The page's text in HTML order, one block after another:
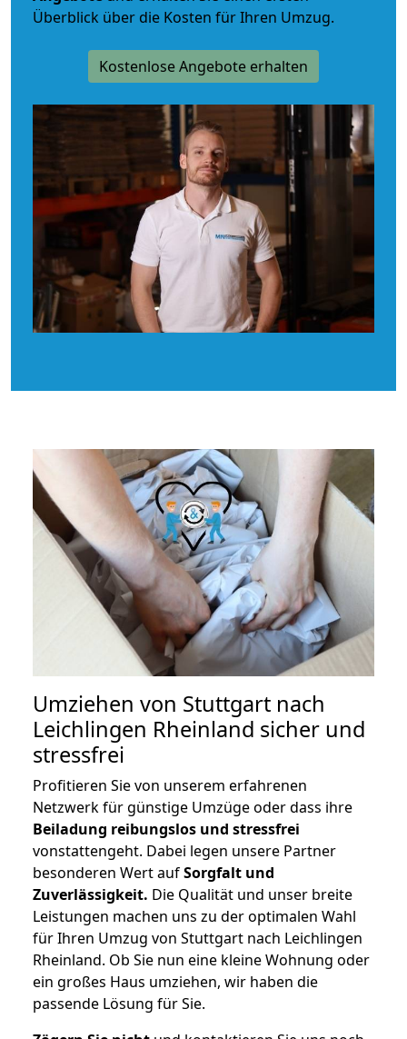
Überblick über die Kosten für Ihren Umzug.
Kostenlose Angebote erhalten
Umziehen von Stuttgart nach
Leichlingen Rheinland sicher und
stressfrei
Profitieren Sie von unserem erfahrenen
Netzwerk für günstige Umzüge oder dass ihre
Beiladung reibungslos und stressfrei
vonstattengeht. Dabei legen unsere Partner
besonderen Wert aufSorgfalt und
Zuverlässigkeit. Die Qualität und unser breite
Leistungen machen uns zu der optimalen Wahl
für Ihren Umzug von Stuttgart nach Leichlingen
Rheinland. Ob Sie nun eine kleine Wohnung oder
ein großes Haus umziehen, wir haben die
passende Lösung für Sie.